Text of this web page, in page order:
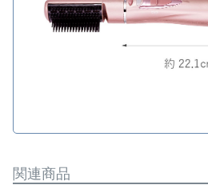
関連商品